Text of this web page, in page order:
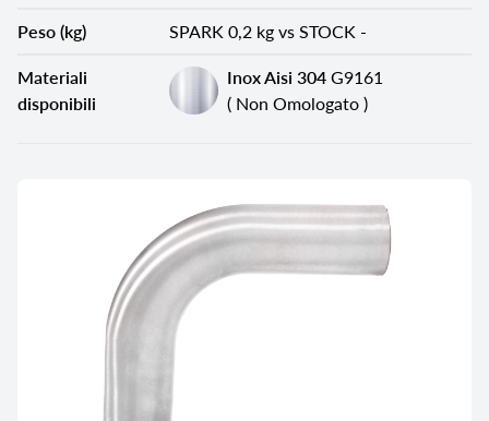
Peso (kg)
SPARK 0,2 kg vs STOCK -
Materiali
disponibili
Inox Aisi 304G9161
( Non Omologato )